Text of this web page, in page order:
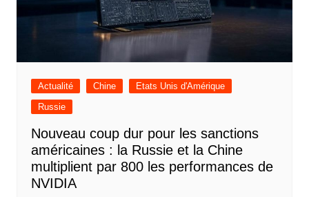
Actualité Chine
Etats Unis d'Amérique
Russie
Nouveau coup dur pour les sanctions
américaines : la Russie et la Chine
multiplient par 800 les performances de
NVIDIA